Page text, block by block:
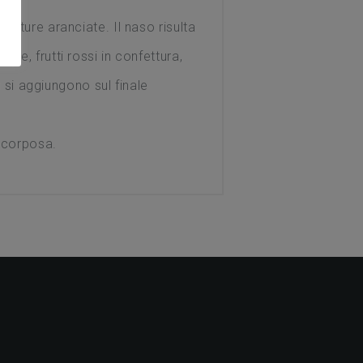
aranciate. Il naso risulta
frutti rossi in confettura,
aggiungono sul finale